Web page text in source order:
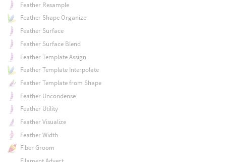
Feather Resample
Feather Shape Organize
Feather Surface
Feather Surface Blend
Feather Template Assign
Feather Template Interpolate
Feather Template from Shape
Feather Uncondense
Feather Utility
Feather Visualize
Feather Width
Fiber Groom